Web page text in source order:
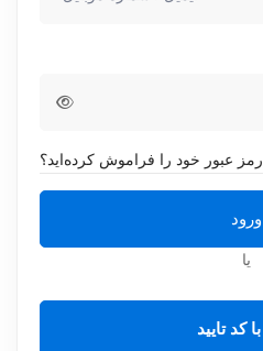
رمز عبور خود را فراموش کرده‌اید؟
ورود
یا